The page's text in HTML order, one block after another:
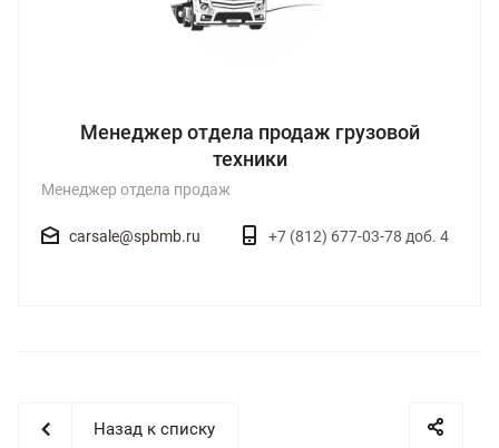
Менеджер отдела продаж грузовой
техники
Менеджер отдела продаж
carsale@spbmb.ru +7 (812) 677-03-78 доб. 4
Назад к списку